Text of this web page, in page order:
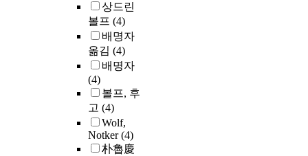
상드린
볼프 (4)
배명자
옮김 (4)
배명자
(4)
볼프, 후
고 (4)
Wolf,
Notker(4)
朴魯慶